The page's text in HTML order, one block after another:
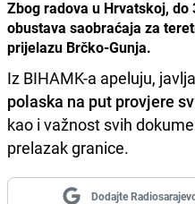
Zbog radova u Hrvatskoj,
obustava saobraćaja za
prijelazu Brčko-Gunja.
Iz BIHAMK-a apeluju, javlja
polaska na put provjere
kao i važnost svih
prelazak granice.
Dodajte